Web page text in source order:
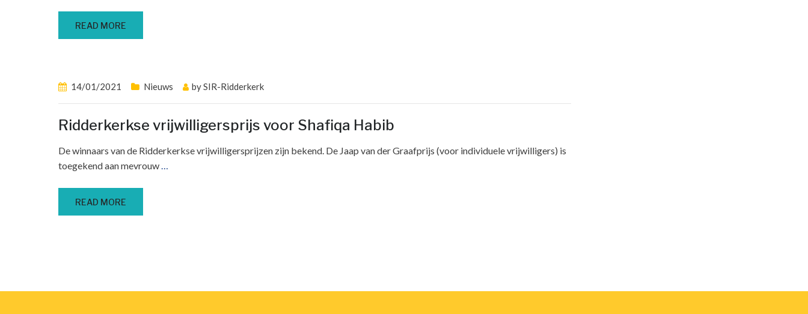
READ MORE
14/01/2021 Nieuws bySIR-Ridderkerk
Ridderkerkse vrijwilligersprijs voor Shafiqa Habib
De winnaars van de Ridderkerkse vrijwilligersprijzen zijn bekend. De Jaap van der Graafprijs (voor individuele vrijwilligers) is
toegekend aan mevrouw…
READ MORE